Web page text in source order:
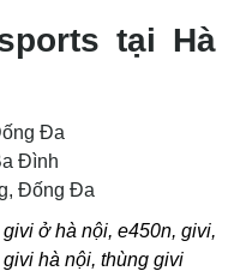
tại Hà
Đa
Đình
Đống Đa
ở hà nội, e450n, givi,
givi hà nội, thùng givi